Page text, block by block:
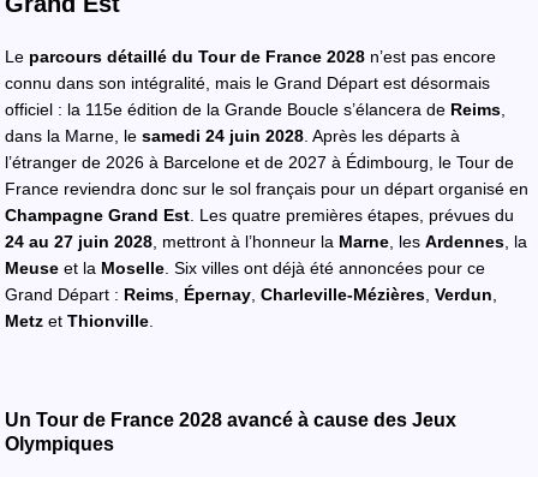
Le parcours détaillé du Tour de France 2028 n’est pas encore
connu dans son intégralité, mais le Grand Départ est désormais
officiel : la 115e édition de la Grande Boucle s’élancera de Reims
dans la Marne, le samedi 24 juin 2028 . Après les départs à
l’étranger de 2026 à Barcelone et de 2027 à Édimbourg, le Tour de
France reviendra donc sur le sol français pour un départ organisé en
Champagne Grand Est . Les quatre premières étapes, prévues du
24 au 27 juin 2028 , mettront à l’honneur la Marne , les Ardennes , la
Meuse et la Moselle . Six villes ont déjà été annoncées pour ce
Grand Départ : Reims Épernay Charleville-Mézières Verdun
Metz et Thionville
Un Tour de France 2028 avancé à cause des Jeux
Olympiques